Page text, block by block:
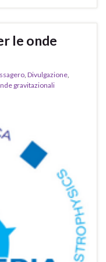
le onde
, Divulgazione,
gravitazionali